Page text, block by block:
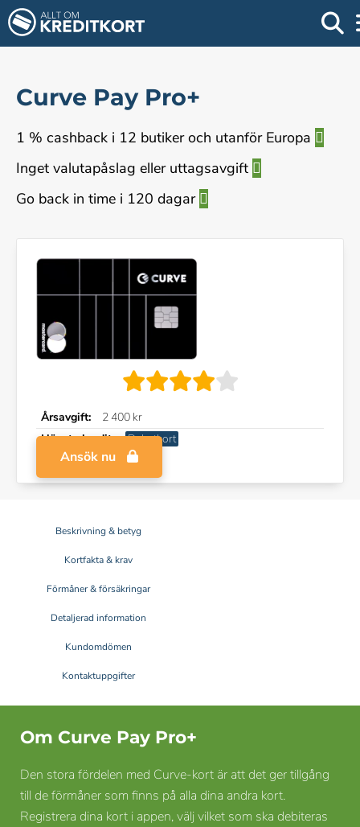
Curve Pay Pro+
1 % cashback i 12 butiker och utanför Europa
Inget valutapåslag eller uttagsavgift
Go back in time i 120 dagar
Årsavgift:
2 400 kr
Högsta kredit:
Debetkort
Ansök nu
Beskrivning & betyg
Kortfakta & krav
Förmåner & försäkringar
Detaljerad information
Kundomdömen
Kontaktuppgifter
Om Curve Pay Pro+
Den stora fördelen med Curve-kort är att det ger tillgång
till de förmåner som finns på alla dina andra kort.
Registrera dina kort i appen, välj vilket som ska debiteras